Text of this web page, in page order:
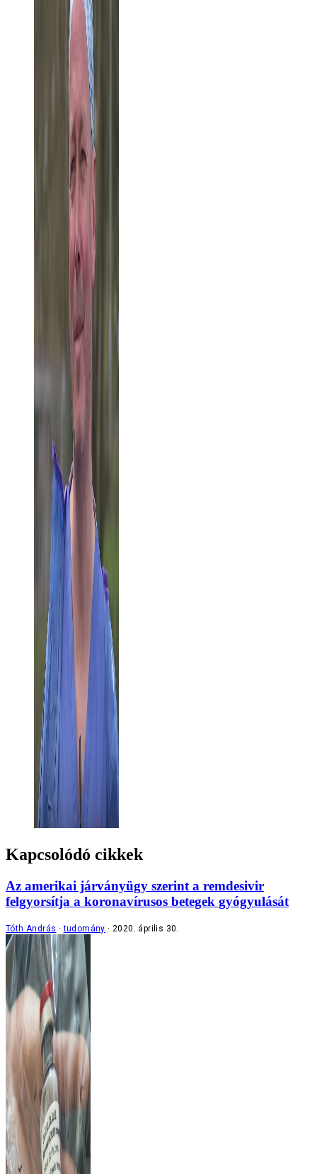
Kapcsolódó cikkek
Az amerikai járványügy szerint a remdesivir
felgyorsítja a koronavírusos betegek gyógyulását
Tóth András tudomány 2020. április 30.